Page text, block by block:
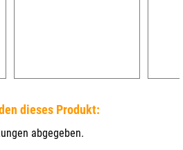
dieses Produkt:
abgegeben.